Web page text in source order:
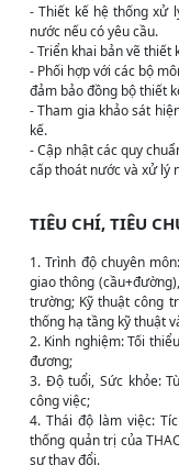
- Thiết kế hệ thống xử
nước nếu có yêu cầu.
- Triển khai bản vẽ thiết
- Phối hợp với các bộ
đảm bảo đồng bộ thiết
- Tham gia khảo sát
kế.
- Cập nhật các quy
cấp thoát nước và xử lý
TIÊU CHÍ, TIÊU
1. Trình độ chuyên
giao thông
trường; Kỹ thuật công
thống hạ tầng kỹ thuật
2. Kinh nghiệm: Tối
đương;
3. Độ tuổi, Sức khỏe:
công việc;
4. Thái độ làm việc:
thống quản trị của
sự thay đổi.